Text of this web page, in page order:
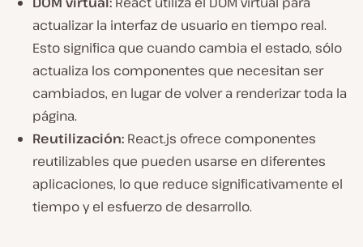
actualizar la interfaz de usuario en tiempo real.
Esto significa que cuando cambia el estado, sólo
actualiza los componentes que necesitan ser
cambiados, en lugar de volver a renderizar toda la
página.
Reutilización: React.js ofrece componentes
reutilizables que pueden usarse en diferentes
aplicaciones, lo que reduce significativamente el
tiempo y el esfuerzo de desarrollo.